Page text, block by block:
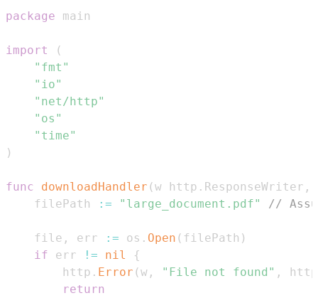
package
import
(
"fmt"
"io"
"net/http"
"os"
"time"
)
func downloadHandler (w http . ResponseWriter ,
	filePath
:= "large_document.pdf" //
	file
, err := os . Open ( filePath )
if err != nil
{
		http
. Error (w , "File not found" ,
http
return